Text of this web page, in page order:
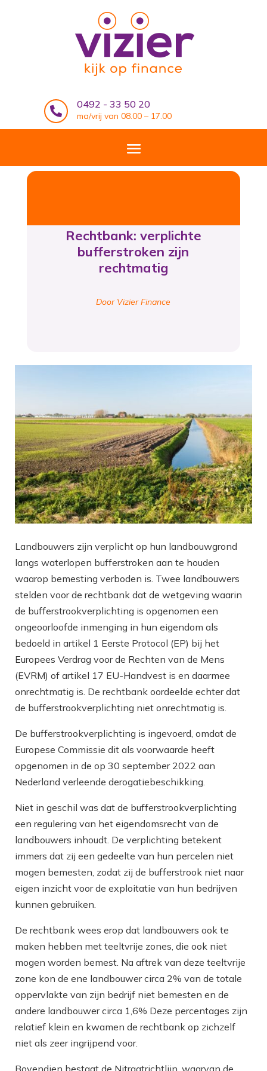

0492 - 33 50 20
ma/vrij van 08.00 – 17.00
Rechtbank: verplichte
bufferstroken zijn
rechtmatig
Door Vizier Finance
Landbouwers zijn verplicht op hun landbouwgrond
langs waterlopen bufferstroken aan te houden
waarop bemesting verboden is. Twee landbouwers
stelden voor de rechtbank dat de wetgeving waarin
de bufferstrookverplichting is opgenomen een
ongeoorloofde inmenging in hun eigendom als
bedoeld in artikel 1 Eerste Protocol (EP) bij het
Europees Verdrag voor de Rechten van de Mens
(EVRM) of artikel 17 EU-Handvest is en daarmee
onrechtmatig is. De rechtbank oordeelde echter dat
de bufferstrookverplichting niet onrechtmatig is.
De bufferstrookverplichting is ingevoerd, omdat de
Europese Commissie dit als voorwaarde heeft
opgenomen in de op 30 september 2022 aan
Nederland verleende derogatiebeschikking.
Niet in geschil was dat de bufferstrookverplichting
een regulering van het eigendomsrecht van de
landbouwers inhoudt. De verplichting betekent
immers dat zij een gedeelte van hun percelen niet
mogen bemesten, zodat zij de bufferstrook niet naar
eigen inzicht voor de exploitatie van hun bedrijven
kunnen gebruiken.
De rechtbank wees erop dat landbouwers ook te
maken hebben met teeltvrije zones, die ook niet
mogen worden bemest. Na aftrek van deze teeltvrije
zone kon de ene landbouwer circa 2% van de totale
oppervlakte van zijn bedrijf niet bemesten en de
andere landbouwer circa 1,6% Deze percentages zijn
relatief klein en kwamen de rechtbank op zichzelf
niet als zeer ingrijpend voor.